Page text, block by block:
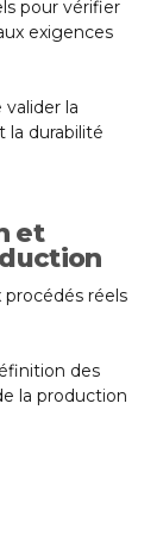
pour vérifier
exigences
la
la durabilité
et
réels
des
la production